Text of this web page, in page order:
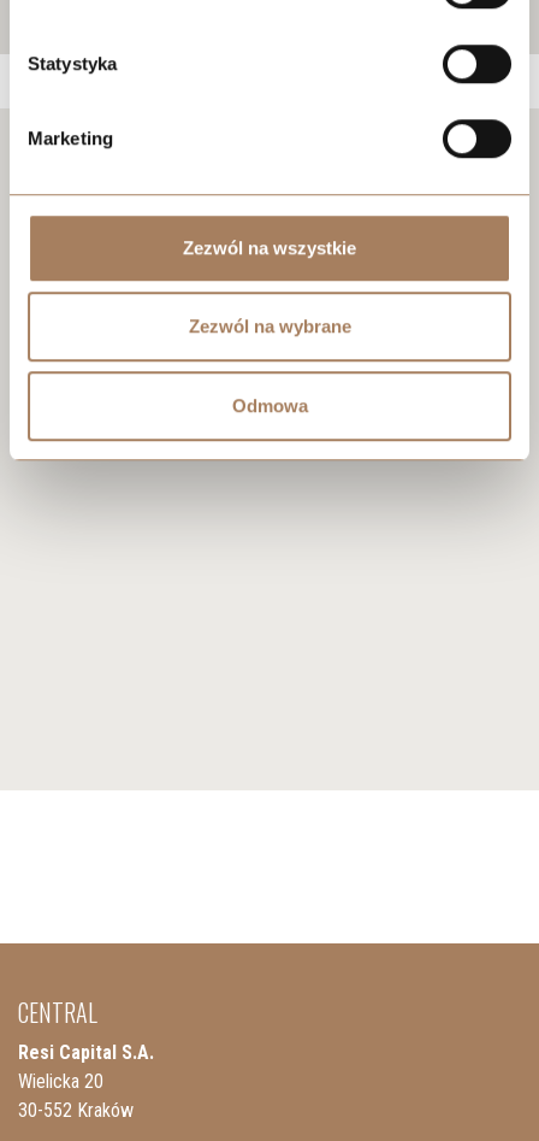
Statystyka
Marketing
Zezwól na wszystkie
Zezwól na wybrane
Odmowa
Negotiate the price
CENTRAL
Resi Capital S.A.
Wielicka 20
30-552 Kraków